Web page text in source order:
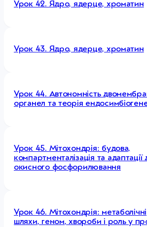
Урок 42. Ядро, ядерце, хроматин
Урок 43. Ядро, ядерце, хроматин
Урок 44. Автономність
органел та теорія
Урок 45. Мітохондрія: будова,
компартменталізація та адаптації
окисного фосфорилювання
Урок 46. Мітохондрія: метаболічні
шляхи, геном, хвороби і роль у